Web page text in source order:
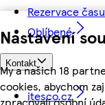
Nastavení
My a našich 18
cookies, abychom
zpracovali osobní
Rezervace času
Oblíbené
Kontakt
itesco.cz